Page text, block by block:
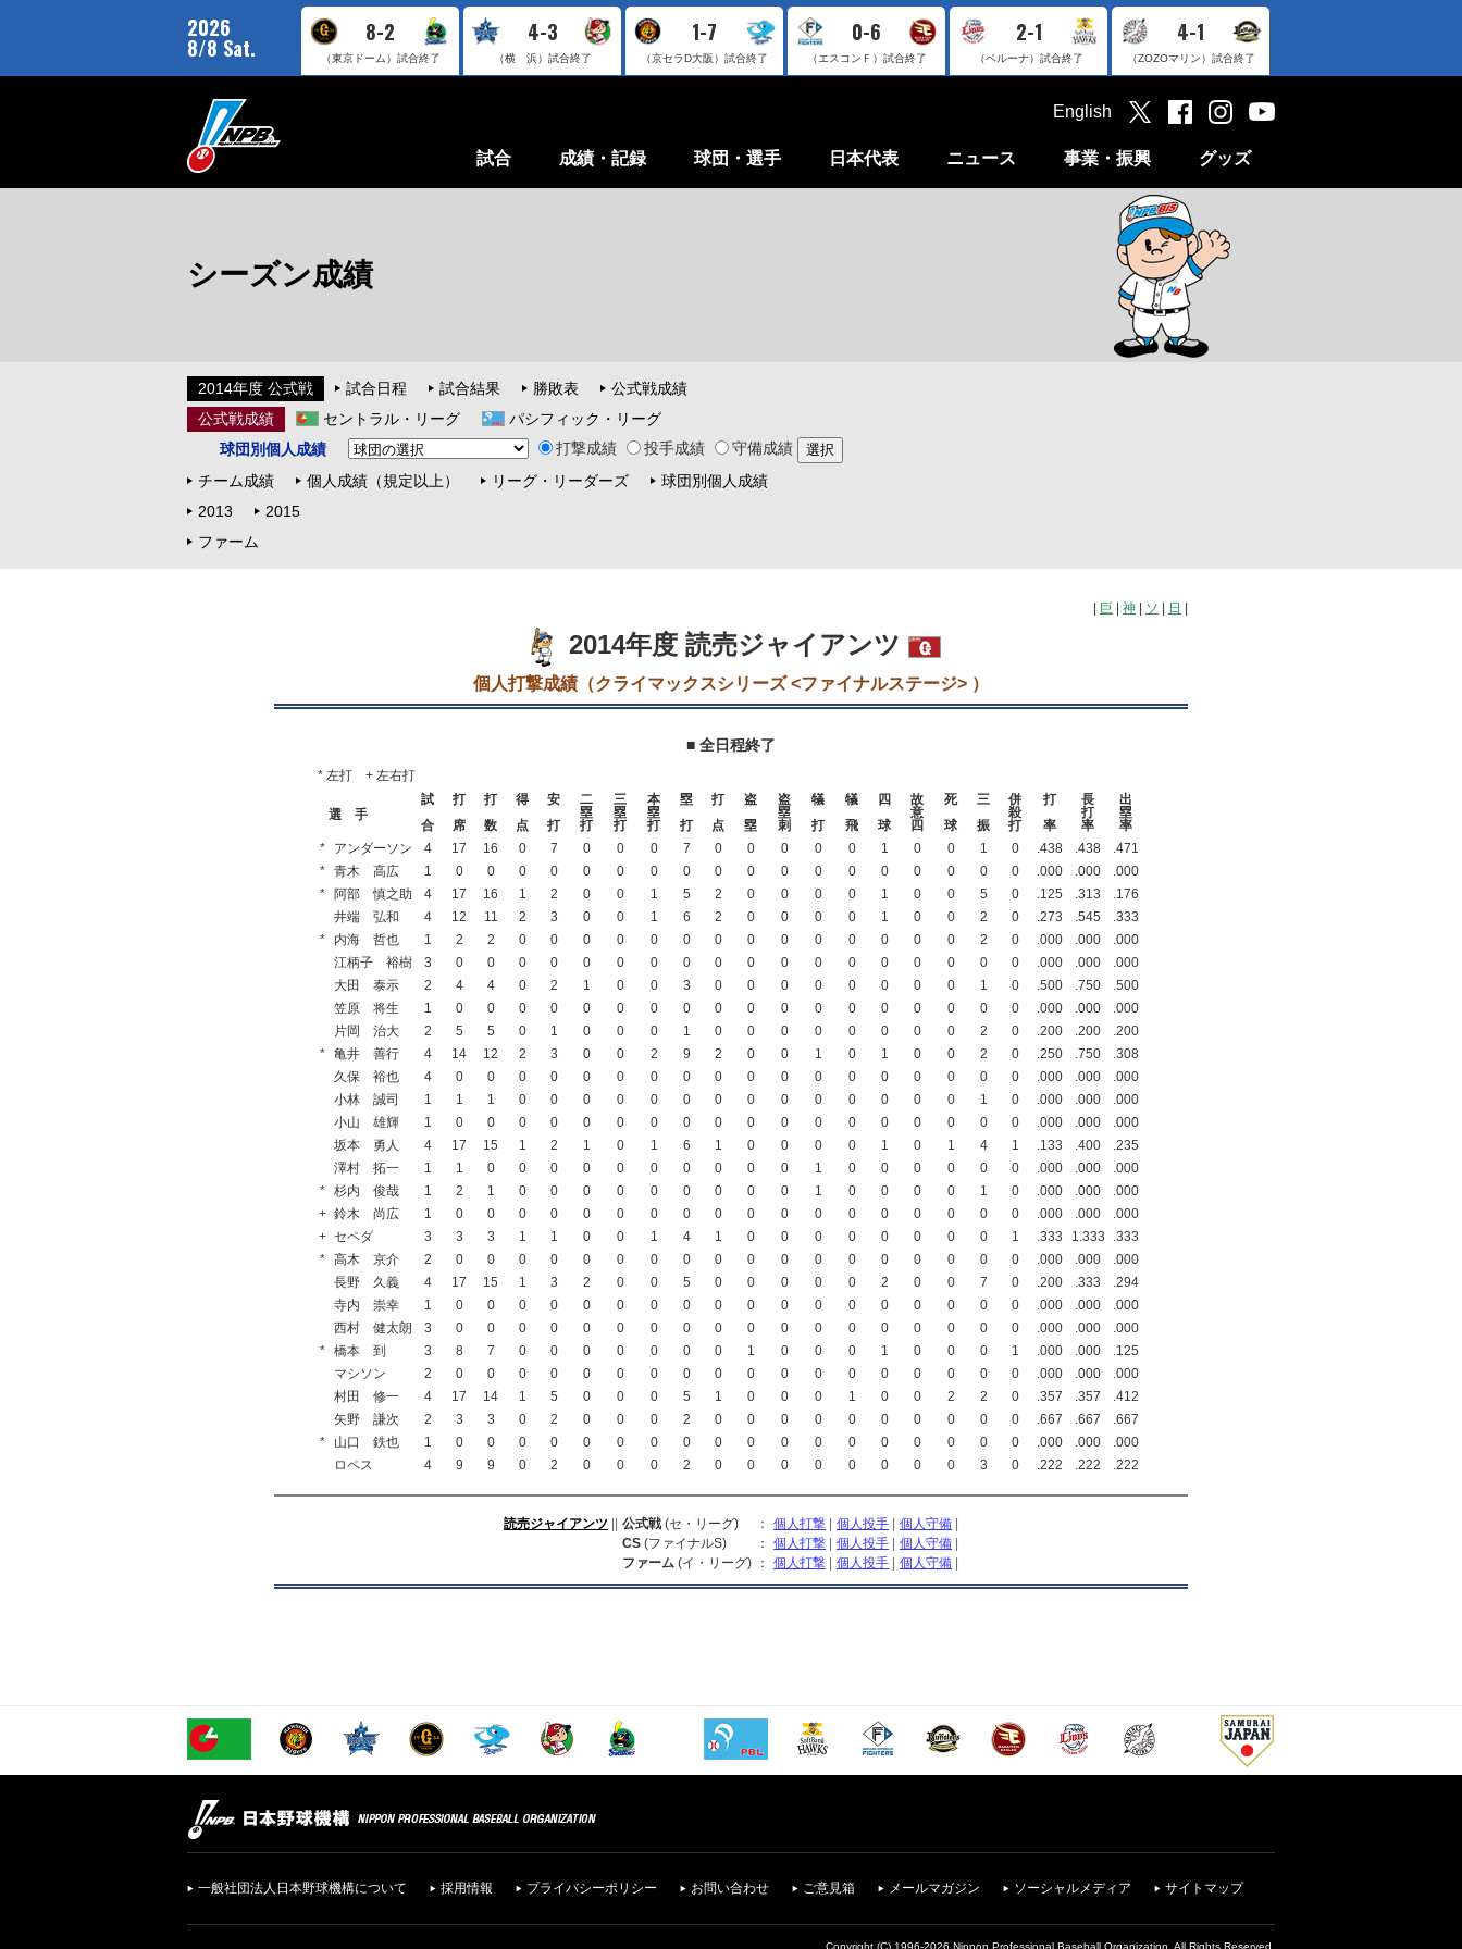
2026
8/8 Sat.
8-2
（東京ドーム） 試合終了
4-3
（横 浜） 試合終了
1-7
（京セラD大阪） 試合終了
0-6
（エスコンＦ） 試合終了
2-1
（ベルーナ） 試合終了
4-1
（ZOZOマリン） 試合終了
試合 成績・記録 球団・選手 日本代表 ニュース 事業・振興 グッズ
English
シーズン成績
2014年度 公式戦 試合日程 試合結果 勝敗表
公式戦成績
公式戦成績
セントラル・リーグ
パシフィック・リーグ
球団別個人成績
打撃成績 投手成績
守備成績
チーム成績
個人成績（規定以上） リーグ・リーダーズ
球団別個人成績
2013
2015
ファーム
巨 神 ソ 日
2014年度 読売ジャイアンツ
個人打撃成績（クライマックスシリーズ <ファイナルステージ> ）
■ 全日程終了
* 左打 + 左右打
選 手
試
合
打
席
打
数
得
点
安
打
二
塁
打
三
塁
打
本
塁
打
塁
打
打
点
盗
塁
盗
塁
刺
犠
打
犠
飛
四
球
故
意
四
死
球
三
振
併
殺
打
打
率
長
打
率
出
塁
率
*
アンダーソン 4 17 16 0 7 0 0 0 7 0 0 0 0 0 1 0 0 1 0 .438 .438
.471
* 青木 高広 1 0 0 0 0 0 0 0 0 0 0 0 0 0 0 0 0 0 0 .000 .000
.000
*
阿部 慎之助 4 17 16 1 2 0 0 1 5 2 0 0 0 0 1 0 0 5 0 .125 .313
.176
井端 弘和
4 12 11 2 3 0 0 1 6 2 0 0 0 0 1 0 0 2 0 .273 .545
.333
*
内海 哲也 1 2 2 0 0 0 0 0 0 0 0 0 0 0 0 0 0 2 0 .000 .000
.000
江柄子 裕樹
3 0 0 0 0 0 0 0 0 0 0 0 0 0 0 0 0 0 0 .000 .000
.000
大田 泰示
2 4 4 0 2 1 0 0 3 0 0 0 0 0 0 0 0 1 0 .500 .750
.500
笠原 将生
1 0 0 0 0 0 0 0 0 0 0 0 0 0 0 0 0 0 0 .000 .000
.000
片岡 治大
2 5 5 0 1 0 0 0 1 0 0 0 0 0 0 0 0 2 0 .200 .200
.200
* 亀井 善行 4 14 12 2 3 0 0 2 9 2 0 0 1 0 1 0 0 2 0 .250 .750
.308
久保 裕也
4 0 0 0 0 0 0 0 0 0 0 0 0 0 0 0 0 0 0 .000 .000
.000
小林 誠司
1 1 1 0 0 0 0 0 0 0 0 0 0 0 0 0 0 1 0 .000 .000
.000
小山 雄輝
1 0 0 0 0 0 0 0 0 0 0 0 0 0 0 0 0 0 0 .000 .000
.000
坂本 勇人
4 17 15 1 2 1 0 1 6 1 0 0 0 0 1 0 1 4 1 .133 .400
.235
澤村 拓一
1 1 0 0 0 0 0 0 0 0 0 0 1 0 0 0 0 0 0 .000 .000
.000
* 杉内 俊哉 1 2 1 0 0 0 0 0 0 0 0 0 1 0 0 0 0 1 0 .000 .000
.000
+ 鈴木 尚広 1 0 0 0 0 0 0 0 0 0 0 0 0 0 0 0 0 0 0 .000 .000
.000
+ セペダ 3 3 3 1 1 0 0 1 4 1 0 0 0 0 0 0 0 0 1 .333 1.333
.333
* 高木 京介 2 0 0 0 0 0 0 0 0 0 0 0 0 0 0 0 0 0 0 .000 .000
.000
長野 久義
4 17 15 1 3 2 0 0 5 0 0 0 0 0 2 0 0 7 0 .200 .333
.294
寺内 崇幸
1 0 0 0 0 0 0 0 0 0 0 0 0 0 0 0 0 0 0 .000 .000
.000
西村 健太朗
3 0 0 0 0 0 0 0 0 0 0 0 0 0 0 0 0 0 0 .000 .000
.000
* 橋本 到 3 8 7 0 0 0 0 0 0 0 1 0 0 0 1 0 0 0 1 .000 .000
.125
マシソン
2 0 0 0 0 0 0 0 0 0 0 0 0 0 0 0 0 0 0 .000 .000
.000
村田 修一
4 17 14 1 5 0 0 0 5 1 0 0 0 1 0 0 2 2 0 .357 .357
.412
矢野 謙次
2 3 3 0 2 0 0 0 2 0 0 0 0 0 0 0 0 0 0 .667 .667
.667
*
山口 鉄也 1 0 0 0 0 0 0 0 0 0 0 0 0 0 0 0 0 0 0 .000 .000
.000
ロペス
4 9 9 0 2 0 0 0 2 0 0 0 0 0 0 0 0 3 0 .222 .222 .222
読売ジャイアンツ 公式戦 (セ・リーグ) ： 個人打撃 個人投手 個人守備
CS (ファイナルS) ： 個人打撃 個人投手 個人守備
ファーム (イ・リーグ) ： 個人打撃 個人投手 個人守備
一般社団法人日本野球機構について 採用情報 プライバシーポリシー お問い合わせ ご意見箱 メールマガジン ソーシャルメディア サイトマップ
Copyright (C) 1996-2026 Nippon Professional Baseball Organization. All Rights Reserved.